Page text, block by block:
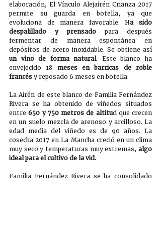
elaboración, El Vínculo Alejairén Crianza 2017
permite su guarda en botella, ya que
evoluciona de manera favorable. Ha sido
despalillado y prensado para después
fermentar de manera espontánea en
depósitos de acero inoxidable. Se obtiene así
un vino de forma natural. Este blanco ha
envejecido 18 meses en barricas de roble
francés y reposado 6 meses en botella.
La Airén de este blanco de Familia Fernández
Rivera se ha obtenido de viñedos situados
entre 650 y 750 metros de altitud que crecen
en un suelo mezcla de arenoso y arcilloso. La
edad media del viñedo es de 90 años. La
cosecha 2017 en La Mancha creció en un clima
muy seco y temperaturas muy extremas, algo
ideal para el cultivo de la vid.
Familia Fernández Rivera se ha consolidado